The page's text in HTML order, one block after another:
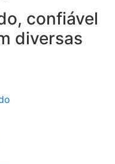
confiável
diversas